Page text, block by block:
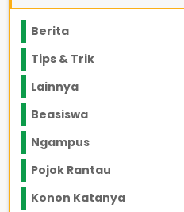
Berita
Tips & Trik
Lainnya
Beasiswa
Ngampus
Pojok Rantau
Konon Katanya